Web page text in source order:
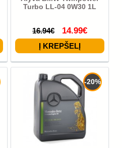
Turbo LL-04 0W30 1L
16.94€ 14.99€
-20%